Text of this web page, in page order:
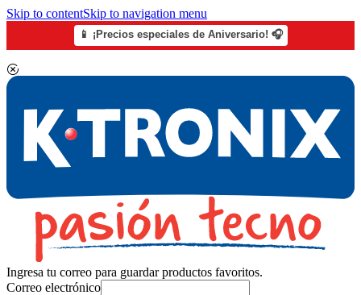
Skip to contentSkip to navigation menu
📱 ¡Precios especiales de Aniversario! 🎧
Ingresa tu correo para guardar productos favoritos.
Correo electrónico